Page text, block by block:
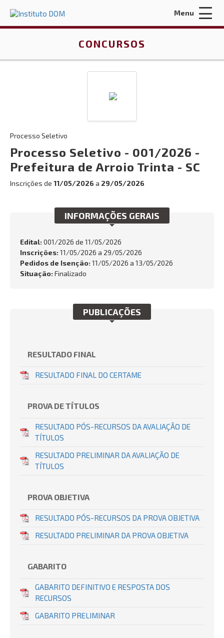
Esqueci a minha senha
INÍCIO
QUEM SOMOS
CONTRATOS E LICITAÇÕES
Busca:
BUSCAR
Menu
CONCURSOS
Processo Seletivo
Processo Seletivo - 001/2026 -
Prefeitura de Arroio Trinta - SC
Inscrições de 11/05/2026 a 29/05/2026
INFORMAÇÕES GERAIS
Edital: 001/2026 de 11/05/2026
Inscrições: 11/05/2026 a 29/05/2026
Pedidos de Isenção: 11/05/2026 a 13/05/2026
Situação: Finalizado
PUBLICAÇÕES
RESULTADO FINAL
RESULTADO FINAL DO CERTAME
PROVA DE TÍTULOS
RESULTADO PÓS-RECURSOS DA AVALIAÇÃO DE
TÍTULOS
RESULTADO PRELIMINAR DA AVALIAÇÃO DE
TÍTULOS
PROVA OBJETIVA
RESULTADO PÓS-RECURSOS DA PROVA OBJETIVA
RESULTADO PRELIMINAR DA PROVA OBJETIVA
GABARITO
GABARITO DEFINITIVO E RESPOSTA DOS
RECURSOS
GABARITO PRELIMINAR